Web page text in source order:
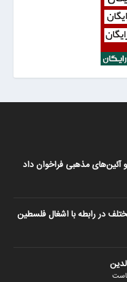
مذهبی فراخوان داد
در رابطه با اشغال فلسطین